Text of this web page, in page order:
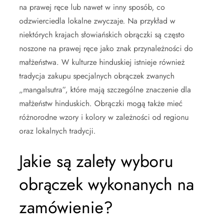
na prawej ręce lub nawet w inny sposób, co
odzwierciedla lokalne zwyczaje. Na przykład w
niektórych krajach słowiańskich obrączki są często
noszone na prawej ręce jako znak przynależności do
małżeństwa. W kulturze hinduskiej istnieje również
tradycja zakupu specjalnych obrączek zwanych
„mangalsutra”, które mają szczególne znaczenie dla
małżeństw hinduskich. Obrączki mogą także mieć
różnorodne wzory i kolory w zależności od regionu
oraz lokalnych tradycji.
Jakie są zalety wyboru
obrączek wykonanych na
zamówienie?